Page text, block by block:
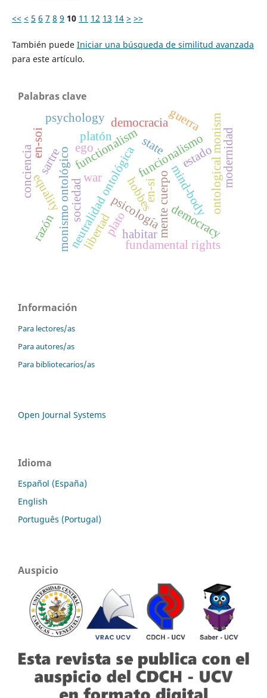
<< < 5 6 7 8 9 10 11 12 13 14 > >>
También puede Iniciar una búsqueda de similitud avanzada
para este artículo.
Palabras clave
funcionalismo
neutralidad ontológica mente cuerpo
monismo ontológicofunctionalism
mind-bodyontological monism
democracia
democracy
fundamental rights
platón
psicología
plato
psychology
sociedad
habitar
hobbes
guerra
estado
equality war
state
sartre
libertad
en-si
ego
conciencia
en-soi modernidad
razón
Información
Para lectores/as
Para autores/as
Para bibliotecarios/as
Open Journal Systems
Idioma
Español (España)
English
Português (Portugal)
Auspicio